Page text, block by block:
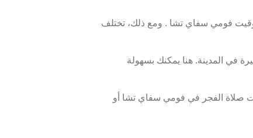
فومي سفاي تشا . ومع ذلك، تختلف
في المدينة. هنا يمكنك بسهولة
صلاة الفجر في فومي سفاي تشا أو